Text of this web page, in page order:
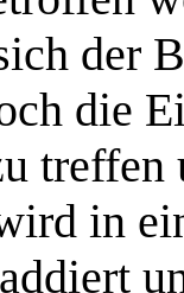
der
die
in